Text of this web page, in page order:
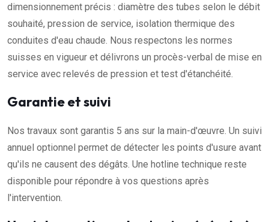
dimensionnement précis : diamètre des tubes selon le débit
souhaité, pression de service, isolation thermique des
conduites d'eau chaude. Nous respectons les normes
suisses en vigueur et délivrons un procès-verbal de mise en
service avec relevés de pression et test d'étanchéité.
Garantie et suivi
Nos travaux sont garantis 5 ans sur la main-d'œuvre. Un suivi
annuel optionnel permet de détecter les points d'usure avant
qu'ils ne causent des dégâts. Une hotline technique reste
disponible pour répondre à vos questions après
l'intervention.